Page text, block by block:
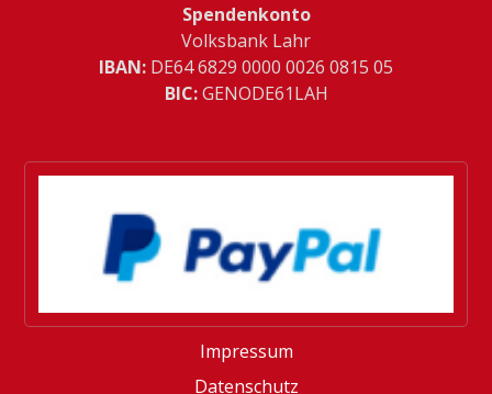
Spendenkonto
Volksbank Lahr
IBAN: ­DE64 6829 0000 0026 0815 05
BIC:GENODE61LAH
Impressum
Datenschutz